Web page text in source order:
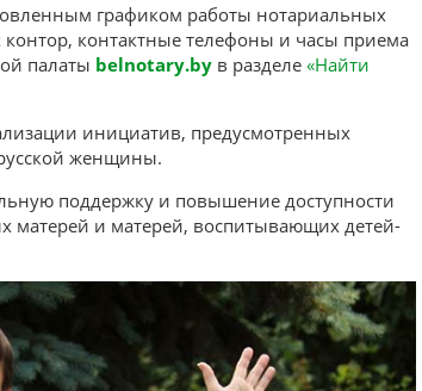
графиком работы нотариальных
контактные телефоны и часы приема
палаты belnotary.by в разделе «Найти
инициатив, предусмотренных
женщины.
поддержку и повышение доступности
и матерей, воспитывающих детей-